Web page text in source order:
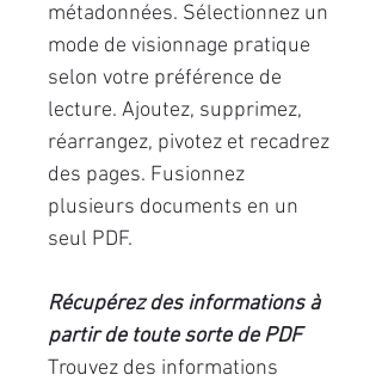
métadonnées. Sélectionnez un
mode de visionnage pratique
selon votre préférence de
lecture. Ajoutez, supprimez,
réarrangez, pivotez et recadrez
des pages. Fusionnez
plusieurs documents en un
seul PDF.
Récupérez des informations à
partir de toute sorte de PDF
Trouvez des informations